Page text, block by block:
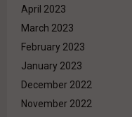
April 2023
March 2023
February 2023
January 2023
December 2022
November 2022